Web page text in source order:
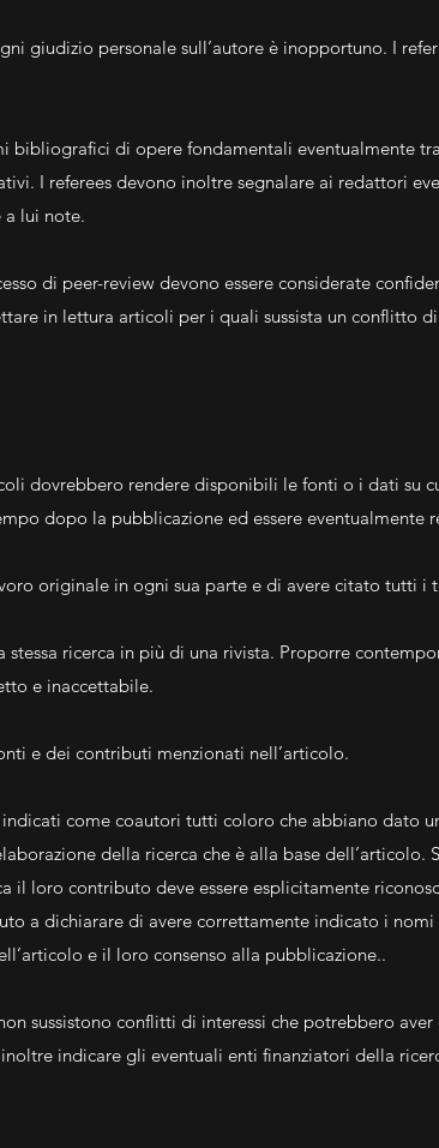
giudizio personale sull’autore è inopportuno. I
bibliografici di opere fondamentali eventualmente
I referees devono inoltre segnalare ai redattori
a lui note.
di peer-review devono essere considerate
in lettura articoli per i quali sussista un conflitto
dovrebbero rendere disponibili le fonti o i dati su
dopo la pubblicazione ed essere eventualmente
originale in ogni sua parte e di avere citato tutti i
ricerca in più di una rivista. Proporre
e inaccettabile.
e dei contributi menzionati nell’articolo.
come coautori tutti coloro che abbiano dato
della ricerca che è alla base dell’articolo.
il loro contributo deve essere esplicitamente
a dichiarare di avere correttamente indicato i
e il loro consenso alla pubblicazione..
sussistono conflitti di interessi che potrebbero
indicare gli eventuali enti finanziatori della